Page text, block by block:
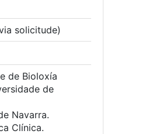
solicitude)
de Bioloxía
de
Navarra.
Clínica.